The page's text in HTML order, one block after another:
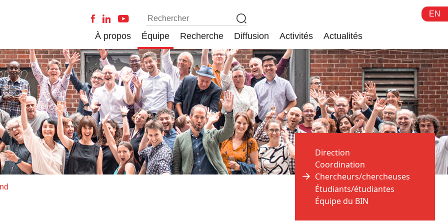
EN
À propos Équipe Recherche Diffusion Activités Actualités
Direction
Coordination
Chercheurs/chercheuses
Étudiants/étudiantes
Équipe du BIN